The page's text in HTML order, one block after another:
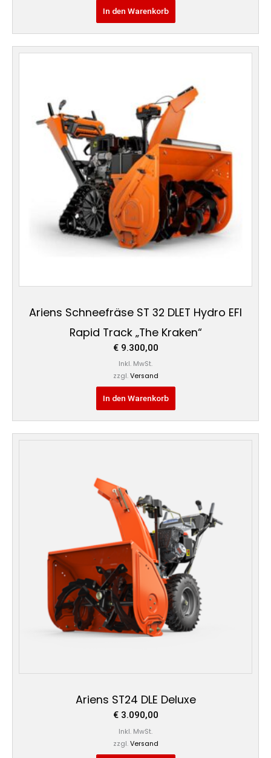
In den Warenkorb
Ariens Schneefräse ST 32 DLET Hydro EFI
Rapid Track „The Kraken“
€9.300,00
Inkl. MwSt.
zzgl. Versand
In den Warenkorb
Ariens ST24 DLE Deluxe
€3.090,00
Inkl. MwSt.
zzgl. Versand